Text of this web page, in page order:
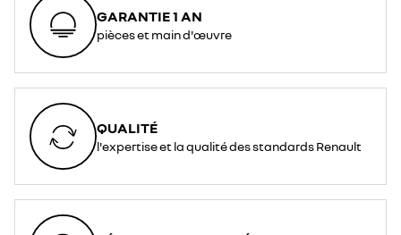
GARANTIE 1 AN
pièces et main d'œuvre
QUALITÉ
l'expertise et la qualité des standards Renault